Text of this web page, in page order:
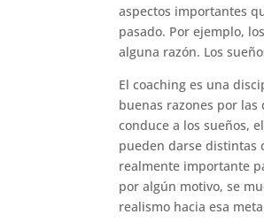
aspectos importantes
pasado. Por ejemplo,
alguna razón. Los
El coaching es una
buenas razones por
conduce a los sueños,
pueden darse distintas
realmente importante
por algún motivo, se
realismo hacia esa